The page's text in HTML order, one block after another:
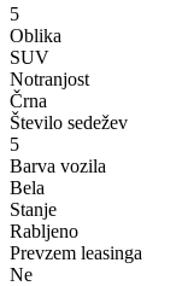
5
Oblika
SUV
Notranjost
Črna
Število sedežev
5
Barva vozila
Bela
Stanje
Rabljeno
Prevzem leasinga
Ne